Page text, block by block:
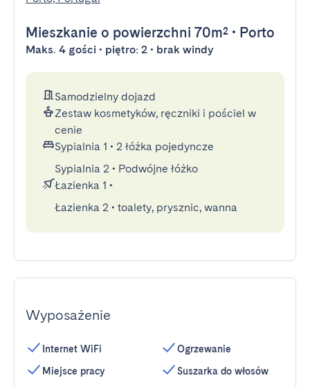
Mieszkanie o powierzchni 70m² • Porto
Maks. 4 gości • piętro: 2 • brak windy
Samodzielny dojazd
Zestaw kosmetyków, ręczniki i pościel w
cenie
Sypialnia 1 • 2 łóżka pojedyncze
Sypialnia 2 • Podwójne łóżko
Łazienka 1 •
Łazienka 2 • toalety, prysznic, wanna
Wyposażenie
Internet WiFi
Miejsce pracy
Ogrzewanie
Suszarka do włosów